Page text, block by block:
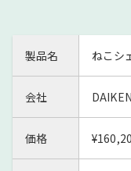
製品名 ねこシ
会社
価格